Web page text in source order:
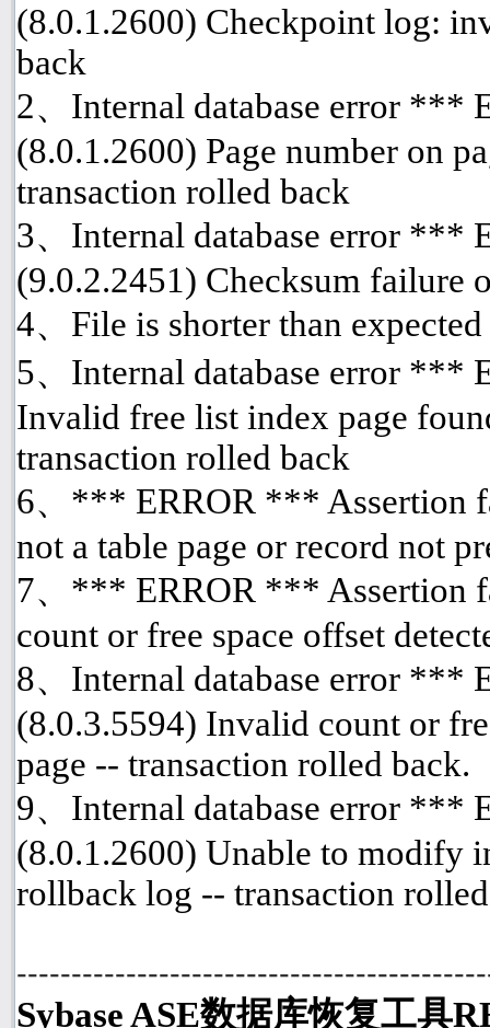
(8.0.1.2600) Checkpoint log:
back
2、Internal database error ***
(8.0.1.2600) Page number on
transaction rolled back
3、Internal database error ***
(9.0.2.2451) Checksum failure
4、File is shorter than expected
5、Internal database error ***
Invalid free list index page
transaction rolled back
6、*** ERROR *** Assertion
not a table page or record not
7、*** ERROR *** Assertion
count or free space offset
8、Internal database error ***
(8.0.3.5594) Invalid count or
page -- transaction rolled back.
9、Internal database error ***
(8.0.1.2600) Unable to modify
rollback log -- transaction
Sybase ASE数据库恢复工具